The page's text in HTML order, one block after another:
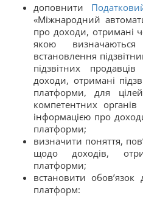
доповнити
«Міжнародний
про доходи, отримані
якою
встановлення
підзвітних
доходи, отримані
платформи, для
компетентних
інформацією про
платформи;
визначити поняття,
щодо доходів,
платформи;
встановити обов’язок
платформ: